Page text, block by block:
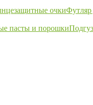
очкиФутляр
пасты и порошки